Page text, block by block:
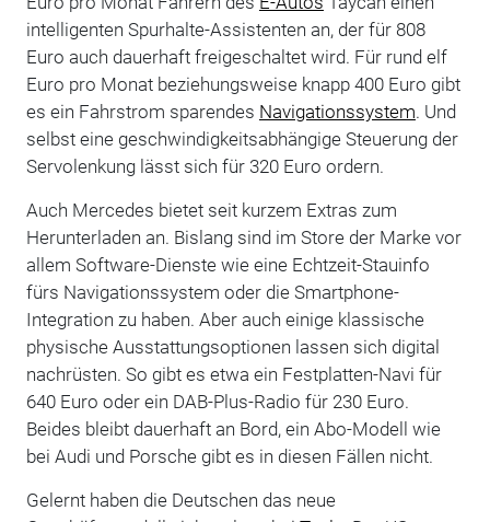
intelligenten Spurhalte-Assistenten an, der für 808
Euro auch dauerhaft freigeschaltet wird. Für rund elf
Euro pro Monat beziehungsweise knapp 400 Euro gibt
es ein Fahrstrom sparendes Navigationssystem. Und
selbst eine geschwindigkeitsabhängige Steuerung der
Servolenkung lässt sich für 320 Euro ordern.
Auch Mercedes bietet seit kurzem Extras zum
Herunterladen an. Bislang sind im Store der Marke vor
allem Software-Dienste wie eine Echtzeit-Stauinfo
fürs Navigationssystem oder die Smartphone-
Integration zu haben. Aber auch einige klassische
physische Ausstattungsoptionen lassen sich digital
nachrüsten. So gibt es etwa ein Festplatten-Navi für
640 Euro oder ein DAB-Plus-Radio für 230 Euro.
Beides bleibt dauerhaft an Bord, ein Abo-Modell wie
bei Audi und Porsche gibt es in diesen Fällen nicht.
Gelernt haben die Deutschen das neue